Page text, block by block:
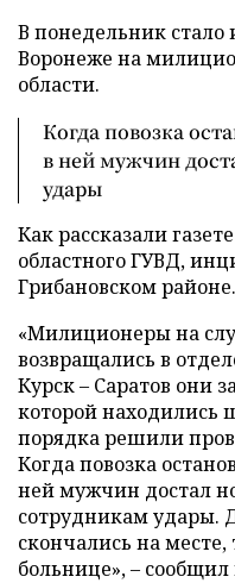
В понедельник стало
Воронеже на
области.
Когда повозка
в ней мужчин
удары
Как рассказали
областного ГУВД,
Грибановском районе.
«Милиционеры на
возвращались в
Курск – Саратов они
которой находились
порядка решили
Когда повозка
ней мужчин достал
сотрудникам удары.
скончались на месте,
больнице», –